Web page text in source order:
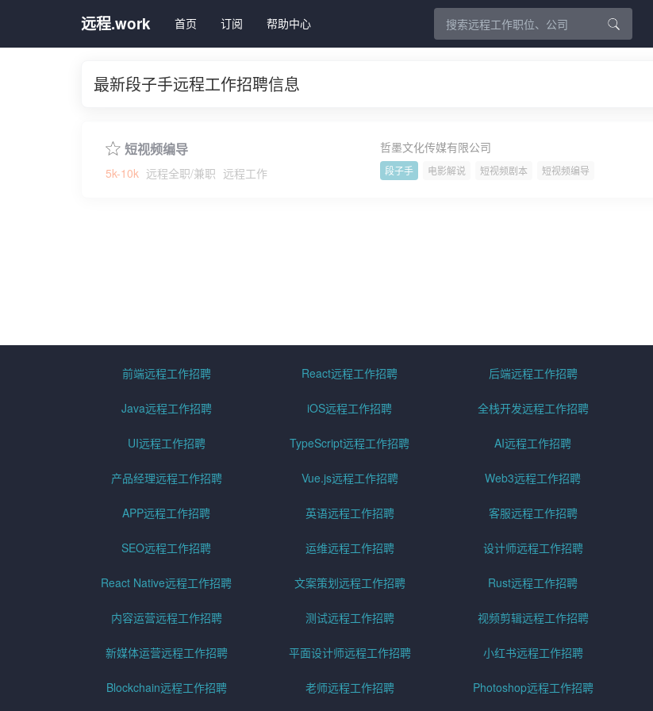
远程.work 首页 订阅 帮助中心
最新段子手远程工作招聘信息
短视频编导
5k-10k 远程全职/兼职 远程工作
哲墨文化传媒有限公司
段子手 电影解说 短视频剧本 短视频编导
前端远程工作招聘 React远程工作招聘 后端远程工作招聘
Java远程工作招聘 iOS远程工作招聘 全栈开发远程工作招聘
UI远程工作招聘 TypeScript远程工作招聘 AI远程工作招聘
产品经理远程工作招聘 Vue.js远程工作招聘 Web3远程工作招聘
APP远程工作招聘 英语远程工作招聘 客服远程工作招聘
SEO远程工作招聘 运维远程工作招聘 设计师远程工作招聘
React Native远程工作招聘 文案策划远程工作招聘 Rust远程工作招聘
内容运营远程工作招聘 测试远程工作招聘 视频剪辑远程工作招聘
新媒体运营远程工作招聘 平面设计师远程工作招聘 小红书远程工作招聘
Blockchain远程工作招聘 老师远程工作招聘 Photoshop远程工作招聘